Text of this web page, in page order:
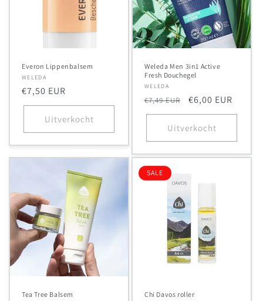
Everon Lippenbalsem
Verkoper:
WELEDA
Normale
prijs
€7,50 EUR
Uitverkocht
Weleda Men 3in1 Active
Fresh Douchegel
Verkoper:
WELEDA
Normale
prijs
€7,49 EUR €6,00 EUR
Uitverkocht
Tea Tree Balsem
SALE
Chi Davos roller